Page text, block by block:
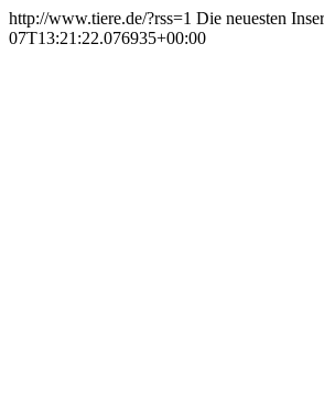
http://www.tiere.de/?rss=1 Die neuesten
07T13:21:22.076935+00:00